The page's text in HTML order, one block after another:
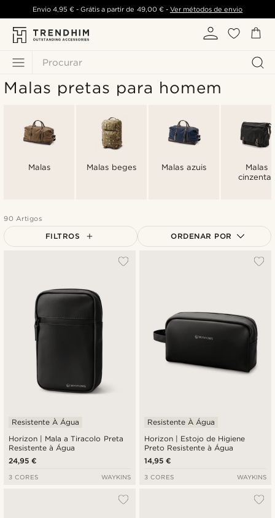
Procurar
Envio 4,95 €- Grátis a partir de 49,00 €- Ver métodos de envio
Malas pretas para homem
Malas Malas beges Malas azuis
Malas
cinzentas
90 Artigos
FILTROS ORDENAR POR
Preço mais alto
Horizon | Mala a Tiracolo Preta
Resistente à Água
Resistente À Água
24,95 €
3 CORES WAYKINS
Horizon | Estojo de Higiene
Preto Resistente à Água
Resistente À Água
14,95 €
3 CORES WAYKINS